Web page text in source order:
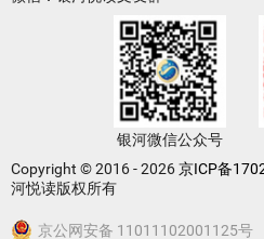
银河微信公众号
Copyright © 2016 - 2026京ICP备
河悦读版权所有
京公网安备 11011102001125号